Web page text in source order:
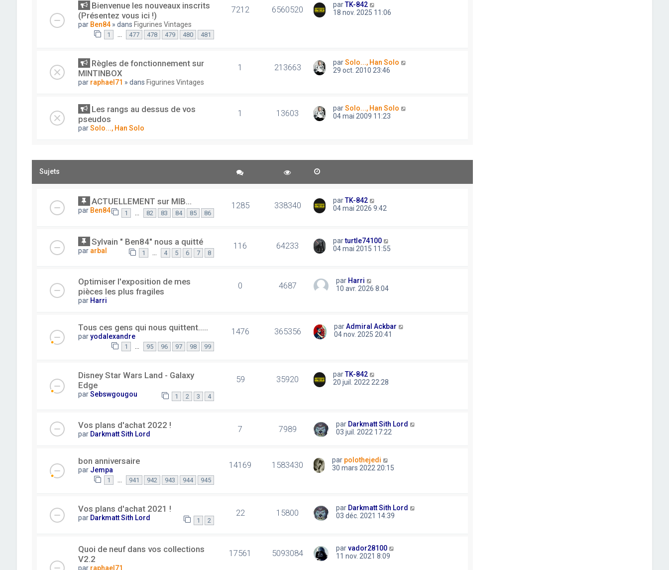
Bienvenue les nouveaux inscrits
(Présentez vous ici !)
par Ben84 » dans Figurines Vintages
1 … 477 478 479 480 481
7212 6560520 parTK-842
18 nov. 2025 11:06
Règles de fonctionnement sur
MINTINBOX
par raphael71 » dans Figurines Vintages
1 213663 parSolo..., Han Solo
29 oct. 2010 23:46
Les rangs au dessus de vos
pseudos
parSolo..., Han Solo
1 13603 parSolo..., Han Solo
04 mai 2009 11:23
Sujets
ACTUELLEMENT sur MIB...
par Ben84 1 82 83 84 85 86
1285 338340 parTK-842
04 mai 2026 9:42
Sylvain " Ben84" nous a quitté
par arbal 1 4 5 6 7 8
116 64233 parturtle74100
04 mai 2015 11:55
Optimiser l'exposition de mes
pièces les plus fragiles
par Harri
0 4687 par Harri
10 avr. 2026 8:04
Tous ces gens qui nous quittent.....
paryodalexandre
1 95 96 97 98 99
1476 365356 parAdmiral Ackbar
04 nov. 2025 20:41
Disney Star Wars Land - Galaxy
Edge
parSebswgougou 1 2 3 4
59 35920 parTK-842
20 juil. 2022 22:28
Vos plans d'achat 2022 !
par Darkmatt Sith Lord 7 7989 par Darkmatt Sith Lord
03 juil. 2022 17:22
bon anniversaire
par Jempa
1 … 941 942 943 944 945
14169 1583430 par polothejedi
30 mars 2022 20:15
Vos plans d'achat 2021 !
par Darkmatt Sith Lord 1 2
22 15800 par Darkmatt Sith Lord
03 déc. 2021 14:39
Quoi de neuf dans vos collections
V2.2
par raphael71
17561 5093084 parvador28100
11 nov. 2021 8:09